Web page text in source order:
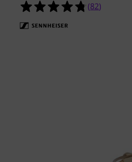
4.7 su 5
(82)